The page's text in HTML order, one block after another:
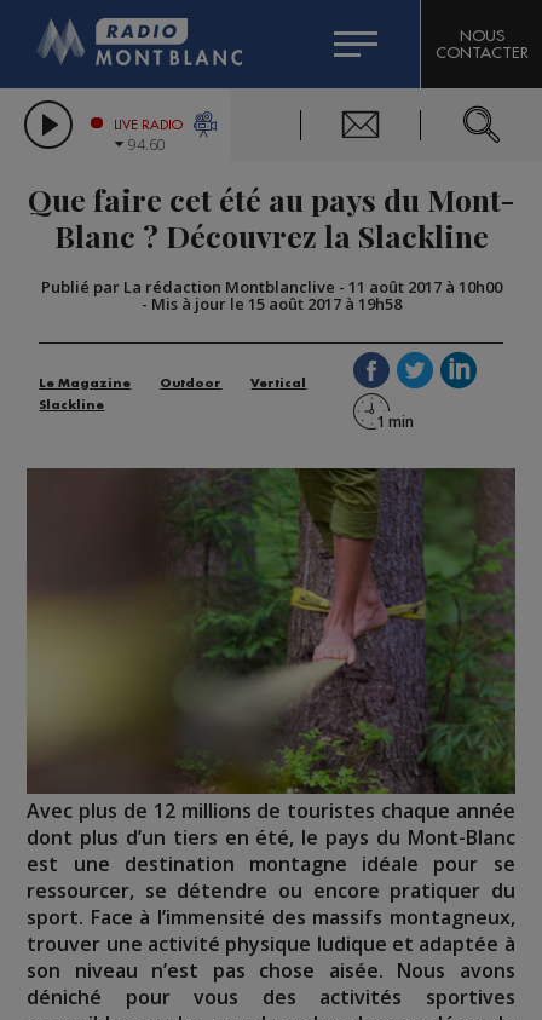
LES CHRONIQUES DE L'EXPERT
CITIZEN MACHINERY
GRAND MASSIF DOMAINES SKIABLES
BIGARD
COMPAGNIE DU MONT-BLANC
NOUS
CONTACTER
LIVE RADIO
94.60
Que faire cet été au pays du Mont-
Blanc ? Découvrez la Slackline
Publié par La rédaction Montblanclive - 11 août 2017 à 10h00
- Mis à jour le 15 août 2017 à 19h58
Le Magazine Outdoor
Vertical
Slackline
Avec plus de 12 millions de touristes chaque année
dont plus d’un tiers en été, le pays du Mont-Blanc
est une destination montagne idéale pour se
ressourcer, se détendre ou encore pratiquer du
sport. Face à l’immensité des massifs montagneux,
trouver une activité physique ludique et adaptée à
son niveau n’est pas chose aisée. Nous avons
déniché pour vous des activités sportives